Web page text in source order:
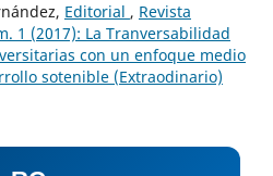
Editorial , Revista
1 (2017): La Tranversabilidad
con un enfoque medio
sotenible (Extraodinario)